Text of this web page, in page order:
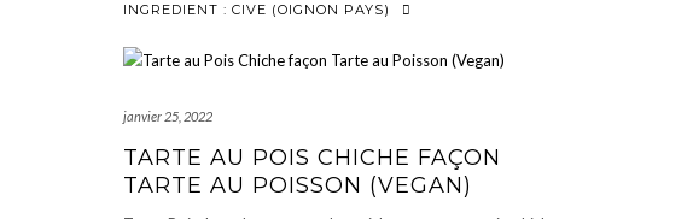
INGREDIENT : CIVE (OIGNON PAYS)
janvier 25, 2022
TARTE AU POIS CHICHE FAÇON
TARTE AU POISSON (VEGAN)